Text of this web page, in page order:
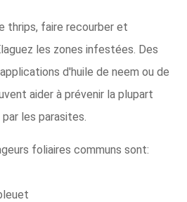
thrips, faire recourber et
les zones infestées. Des
d'huile de neem ou de
aider à prévenir la plupart
les parasites.
foliaires communs sont: